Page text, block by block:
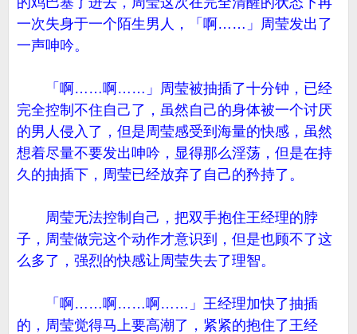
一次失身于一个陌生男人，「啊……」周莹发出了
一声呻吟。
「啊……啊……」周莹被抽插了十分钟，已经
完全控制不住自己了，虽然自己的身体被一个讨厌
的男人侵入了，但是周莹感受到海量的快感，虽然
想着尽量不要发出呻吟，显得那么淫荡，但是在持
久的抽插下，周莹已经放弃了自己的矜持了。
周莹无法控制自己，把双手抱住王经理的脖
子，周莹做完这个动作才意识到，但是也顾不了这
么多了，强烈的快感让周莹失去了理智。
「啊……啊……啊……」王经理加快了抽插
的，周莹觉得马上要高潮了，紧紧的抱住了王经